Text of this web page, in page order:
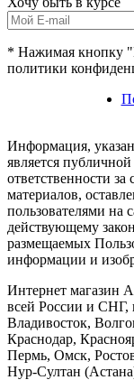
* Нажимая кнопку
политики
Информация,
является
ответственности
материалов,
пользователями на
действующему
размещаемых
информации и
Интернет магазин
всей России и СНГ,
Владивосток,
Краснодар,
Пермь, Омск,
Нур-Султан